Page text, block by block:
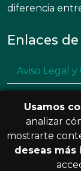
diferencia
Enlaces
Aviso Legal y
Política de
Resolución
Usamos
analizar
mostrarte
deseas